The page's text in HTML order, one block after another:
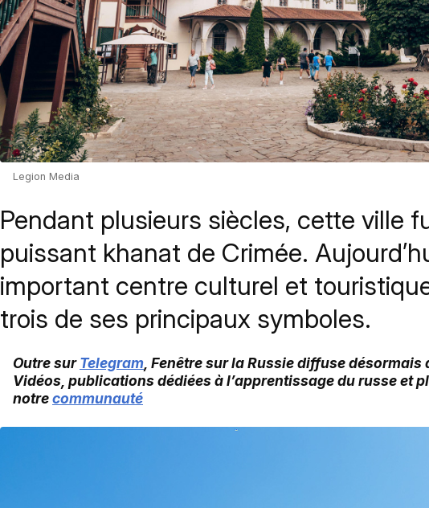
Legion Media
Pendant plusieurs siècles, cette ville
puissant khanat de Crimée.
important centre culturel et
trois de ses principaux symboles.
Outre surTelegram , Fenêtre sur la Russie diffuse
Vidéos, publications dédiées à l’apprentissage du russe et
notrecommunauté